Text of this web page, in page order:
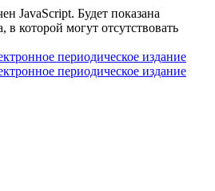
JavaScript. Будет показана
в которой могут отсутствовать